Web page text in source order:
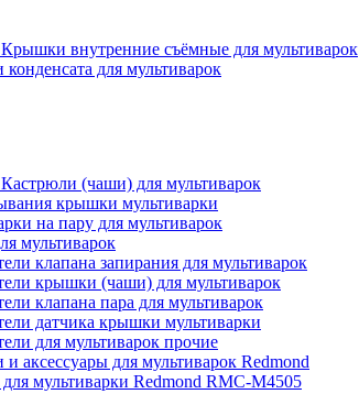
Крышки внутренние съёмные для мультиварок
для мультиварок
Кастрюли (чаши) для мультиварок
крышки мультиварки
на пару для мультиварок
мультиварок
клапана запирания для мультиварок
крышки (чаши) для мультиварок
клапана пара для мультиварок
датчика крышки мультиварки
для мультиварок прочие
и аксессуары для мультиварок Redmond
для мультиварки Redmond RMC-M4505